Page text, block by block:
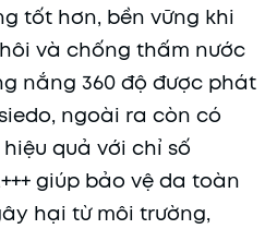
tốt hơn, bền vững khi
và chống thấm nước
nắng 360 độ được phát
ngoài ra còn có
quả với chỉ số
giúp bảo vệ da toàn
hại từ môi trường,